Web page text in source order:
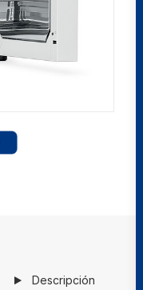
Descripción